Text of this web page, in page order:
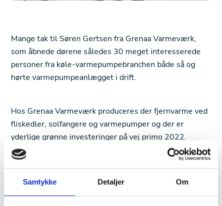
Samtykke Detaljer Om
Mange tak til Søren Gertsen fra Grenaa Varmeværk,
som åbnede dørene således 30 meget interesserede
personer fra køle-varmepumpebranchen både så og
hørte varmepumpeanlægget i drift.
Hos Grenaa Varmeværk produceres der fjernvarme ved
fliskedler, solfangere og varmepumper og der er
yderlige grønne investeringer på vej primo 2022.
Del artikel